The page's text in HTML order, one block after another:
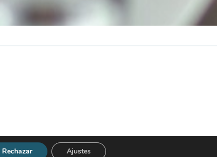
Rechazar Ajustes